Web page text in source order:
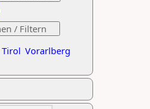
Tirol Vorarlberg